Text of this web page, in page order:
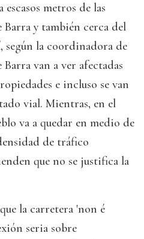
metros de las
Barra y también cerca del
según la coordinadora de
van a ver afectadas
e incluso se van
vial. Mientras, en el
va a quedar en medio de
de tráfico
que no se justifica la
la carretera 'non é
seria sobre